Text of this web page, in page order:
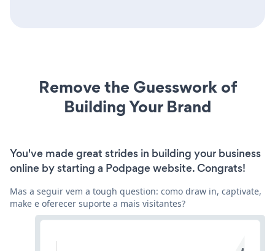
Remove the Guesswork of
Building Your Brand
You've made great strides in building your business
online by starting a Podpage website. Congrats!
Mas a seguir vem a tough question: como draw in, captivate,
make e oferecer suporte a mais visitantes?